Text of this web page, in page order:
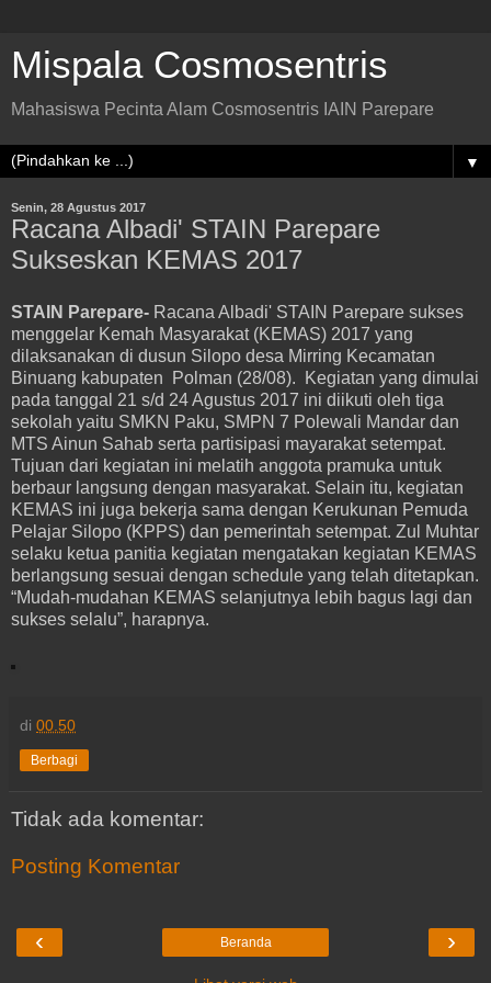
Mispala Cosmosentris
Mahasiswa Pecinta Alam Cosmosentris IAIN Parepare
▼
Senin, 28 Agustus 2017
Racana Albadi' STAIN Parepare
Sukseskan KEMAS 2017
STAIN Parepare- Racana Albadi' STAIN Parepare sukses
menggelar Kemah Masyarakat (KEMAS) 2017 yang
dilaksanakan di dusun Silopo desa Mirring Kecamatan
Binuang kabupaten Polman (28/08). Kegiatan yang dimulai
pada tanggal 21 s/d 24 Agustus 2017 ini diikuti oleh tiga
sekolah yaitu SMKN Paku, SMPN 7 Polewali Mandar dan
MTS Ainun Sahab serta partisipasi mayarakat setempat.
Tujuan dari kegiatan ini melatih anggota pramuka untuk
berbaur langsung dengan masyarakat. Selain itu, kegiatan
KEMAS ini juga bekerja sama dengan Kerukunan Pemuda
Pelajar Silopo (KPPS) dan pemerintah setempat. Zul Muhtar
selaku ketua panitia kegiatan mengatakan kegiatan KEMAS
berlangsung sesuai dengan schedule yang telah ditetapkan.
“Mudah-mudahan KEMAS selanjutnya lebih bagus lagi dan
sukses selalu”, harapnya.
di 00.50
Berbagi
Tidak ada komentar:
Posting Komentar
‹ ›
Beranda